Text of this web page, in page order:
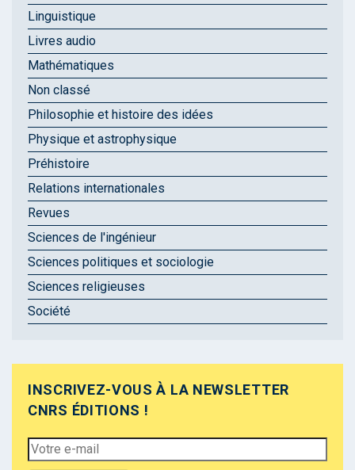
Linguistique
Livres audio
Mathématiques
Non classé
Philosophie et histoire des idées
Physique et astrophysique
Préhistoire
Relations internationales
Revues
Sciences de l'ingénieur
Sciences politiques et sociologie
Sciences religieuses
Société
INSCRIVEZ-VOUS À LA NEWSLETTER
CNRS ÉDITIONS !